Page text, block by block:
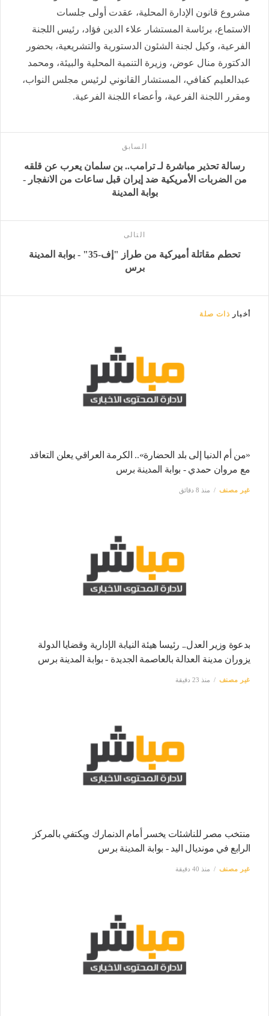
مشروع قانون الإدارة المحلية، عقدت أولى جلسات
الاستماع، برئاسة المستشار علاء الدين فؤاد، رئيس اللجنة
الفرعية، وكيل لجنة الشئون الدستورية والتشريعية، بحضور
الدكتورة منال عوض، وزيرة التنمية المحلية والبيئة، ومحمد
عبدالعليم كفافي، المستشار القانوني لرئيس مجلس النواب،
ومقرر اللجنة الفرعية، وأعضاء اللجنة الفرعية.
السابق
رسالة تحذير مباشرة لـ ترامب.. بن سلمان يعرب عن قلقه
من الضربات الأمريكية ضد إيران قبل ساعات من الانفجار -
بوابة المدينة
التالى
تحطم مقاتلة أميركية من طراز "إف-35" - بوابة المدينة
برس
أخبار ذات صلة
«من أم الدنيا إلى بلد الحضارة».. الكرمة العراقي يعلن التعاقد
مع مروان حمدي - بوابة المدينة برس
غير مصنف منذ 8 دقائق
بدعوة وزير العدل.. رئيسا هيئة النيابة الإدارية وقضايا الدولة
يزوران مدينة العدالة بالعاصمة الجديدة - بوابة المدينة برس
غير مصنف منذ 23 دقيقة
منتخب مصر للناشئات يخسر أمام الدنمارك ويكتفي بالمركز
الرابع في مونديال اليد - بوابة المدينة برس
غير مصنف منذ 40 دقيقة